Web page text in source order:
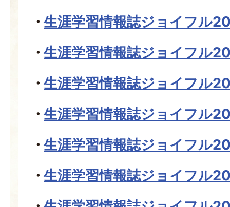
生涯学習情報誌ジョイフル
生涯学習情報誌ジョイフル
生涯学習情報誌ジョイフル
生涯学習情報誌ジョイフル
生涯学習情報誌ジョイフル
生涯学習情報誌ジョイフル